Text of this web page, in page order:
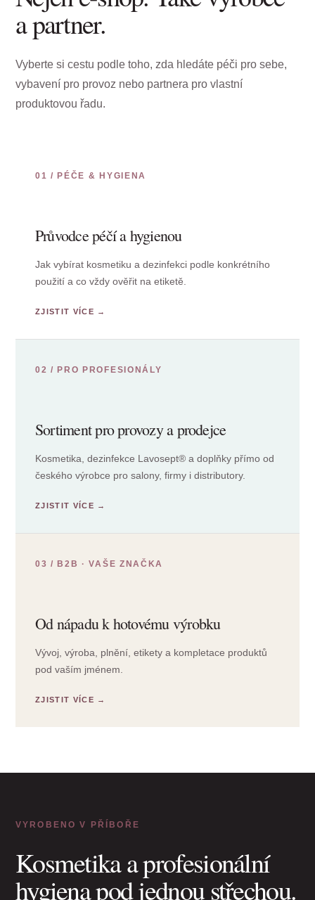
a partner.
Vyberte si cestu podle toho, zda hledáte péči pro sebe,
vybavení pro provoz nebo partnera pro vlastní
produktovou řadu.
01 / PÉČE & HYGIENA
Průvodce péčí a hygienou
Jak vybírat kosmetiku a dezinfekci podle konkrétního
použití a co vždy ověřit na etiketě.
02 / PRO PROFESIONÁLY
Sortiment pro provozy a prodejce
Kosmetika, dezinfekce Lavosept® a doplňky přímo od
českého výrobce pro salony, firmy i distributory.
03 / B2B · VAŠE ZNAČKA
Od nápadu k hotovému výrobku
Vývoj, výroba, plnění, etikety a kompletace produktů
pod vaším jménem.
VYROBENO V PŘÍBOŘE
Kosmetika a profesionální
hygiena pod jednou střechou.